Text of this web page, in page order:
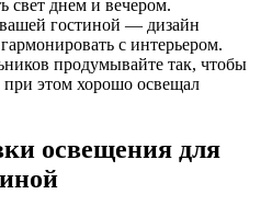
свет днем и вечером.
гостиной — дизайн
с интерьером.
продумывайте так, чтобы
при этом хорошо освещал
освещения для